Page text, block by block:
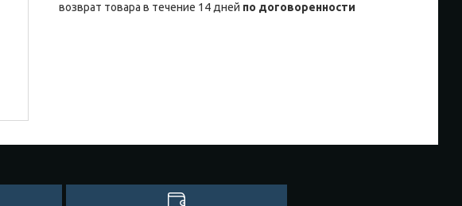
возврат товара в течение 14 дней по договоренности